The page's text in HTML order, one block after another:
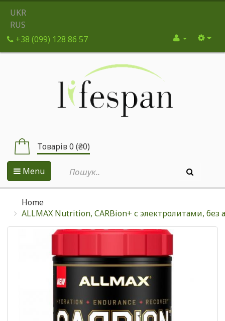
UKR
RUS
+38 (099) 128 86 57
Товарів 0 (₴0)
Menu
Home
ALLMAX Nutrition, CARBion+ с электролитами, без